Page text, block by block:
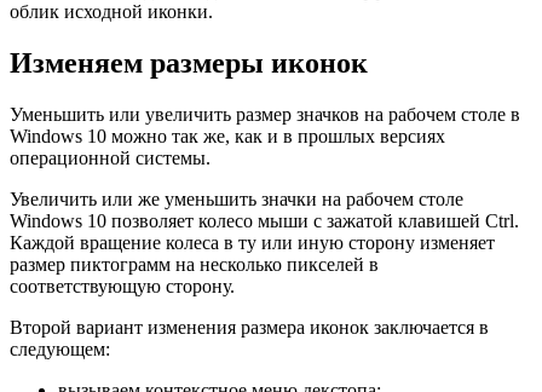
облик исходной иконки.
Изменяем размеры иконок
Уменьшить или увеличить размер значков на рабочем столе в
Windows 10 можно так же, как и в прошлых версиях
операционной системы.
Увеличить или же уменьшить значки на рабочем столе
Windows 10 позволяет колесо мыши с зажатой клавишей Ctrl.
Каждой вращение колеса в ту или иную сторону изменяет
размер пиктограмм на несколько пикселей в
соответствующую сторону.
Второй вариант изменения размера иконок заключается в
следующем: